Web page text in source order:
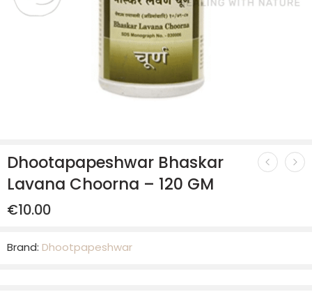
Dhootapapeshwar Bhaskar
Lavana Choorna – 120 GM
€10.00
Brand: Dhootpapeshwar